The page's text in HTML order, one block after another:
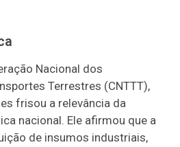
Nacional dos
Terrestres (CNTTT),
frisou a relevância da
nacional. Ele afirmou que a
de insumos industriais,